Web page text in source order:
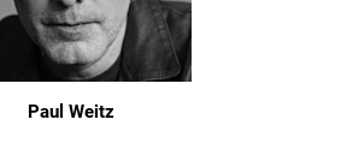
Paul Weitz